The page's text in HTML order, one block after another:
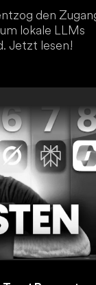
den
lokale LLMs
Jetzt lesen!